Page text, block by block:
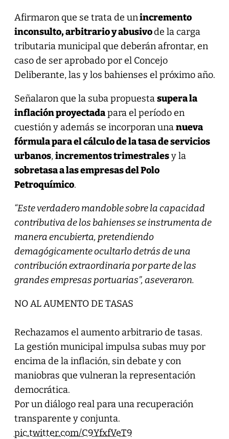
Afirmaron que se trata de unincremento
inconsulto, arbitrario y abusivode la carga
tributaria municipal que deberán afrontar, en
caso de ser aprobado por el Concejo
Deliberante, las y los bahienses el próximo año.
Señalaron que la suba propuestasupera la
inflación proyectadapara el período en
cuestión y además se incorporan unanueva
fórmula para el cálculo de la tasa de servicios
urbanos,incrementos trimestralesy la
sobretasa a las empresas del Polo
Petroquímico.
“Este verdadero mandoble sobre la capacidad
contributiva de los bahienses se instrumenta de
manera encubierta, pretendiendo
demagógicamente ocultarlo detrás de una
contribución extraordinaria por parte de las
grandes empresas portuarias”, aseveraron.
NO AL AUMENTO DE TASAS
Rechazamos el aumento arbitrario de tasas.
La gestión municipal impulsa subas muy por
encima de la inflación, sin debate y con
maniobras que vulneran la representación
democrática.
Por un diálogo real para una recuperación
transparente y conjunta.
pic.twitter.com/C9YfxfVeT9